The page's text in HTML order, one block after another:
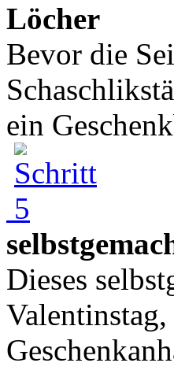
Löcher
Bevor die
ein
Dieses